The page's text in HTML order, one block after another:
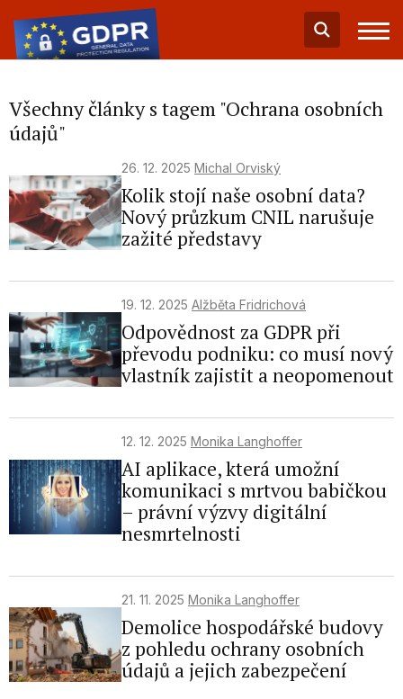
Všechny články s tagem "Ochrana osobních
údajů"
26. 12. 2025 Michal Orviský
Kolik stojí naše osobní data?
Nový průzkum CNIL narušuje
zažité představy
19. 12. 2025 Alžběta Fridrichová
Odpovědnost za GDPR při
převodu podniku: co musí nový
vlastník zajistit a neopomenout
12. 12. 2025 Monika Langhoffer
AI aplikace, která umožní
komunikaci s mrtvou babičkou
– právní výzvy digitální
nesmrtelnosti
21. 11. 2025 Monika Langhoffer
Demolice hospodářské budovy
z pohledu ochrany osobních
údajů a jejich zabezpečení